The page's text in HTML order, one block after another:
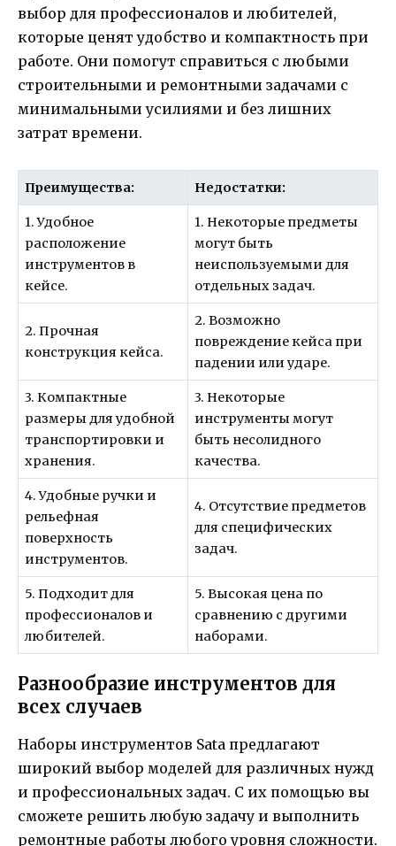
выбор для профессионалов и любителей,
которые ценят удобство и компактность при
работе. Они помогут справиться с любыми
строительными и ремонтными задачами с
минимальными усилиями и без лишних
затрат времени.
Преимущества: Недостатки:
1. Удобное
расположение
инструментов в
кейсе.
1. Некоторые предметы
могут быть
неиспользуемыми для
отдельных задач.
2. Прочная
конструкция кейса.
2. Возможно
повреждение кейса при
падении или ударе.
3. Компактные
размеры для удобной
транспортировки и
хранения.
3. Некоторые
инструменты могут
быть несолидного
качества.
4. Удобные ручки и
рельефная
поверхность
инструментов.
4. Отсутствие предметов
для специфических
задач.
5. Подходит для
профессионалов и
любителей.
5. Высокая цена по
сравнению с другими
наборами.
Разнообразие инструментов для
всех случаев
Наборы инструментов Sata предлагают
широкий выбор моделей для различных нужд
и профессиональных задач. С их помощью вы
сможете решить любую задачу и выполнить
ремонтные работы любого уровня сложности.